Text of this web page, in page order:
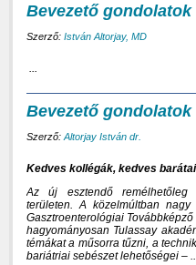
Bevezető gondolatok
Szerző: István Altorjay, MD
...
Bevezető gondolatok
Szerző: Altorjay István dr.
Kedves kollégák, kedves
Az új esztendő remélhetőleg
területen. A közelmúltban
Gasztroenterológiai
hagyományosan Tulassay
témákat a műsorra tűzni, a
bariátriai sebészet lehetőségei –